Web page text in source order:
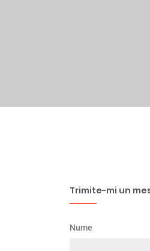
Trimite-mi un
Nume